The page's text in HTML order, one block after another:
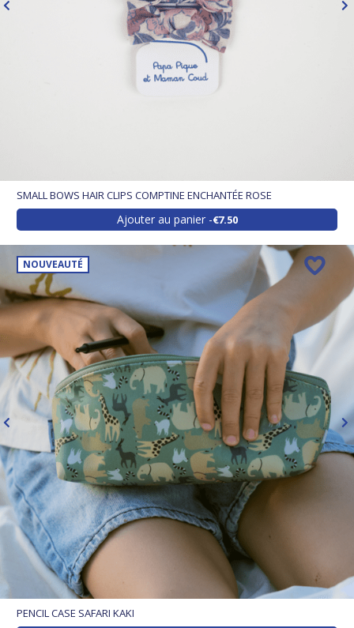
SMALL BOWS HAIR CLIPS COMPTINE ENCHANTÉE ROSE
Ajouter au panier €7.50
NOUVEAUTÉ
PENCIL CASE SAFARI KAKI